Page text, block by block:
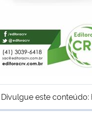
Divulgue este conteúdo: